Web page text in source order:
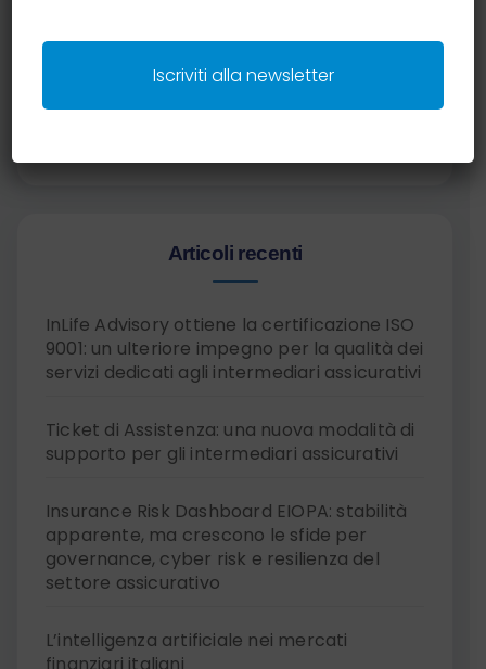
News compliance
Articoli recenti
InLife Advisory ottiene la certificazione ISO
9001: un ulteriore impegno per la qualità dei
servizi dedicati agli intermediari assicurativi
Ticket di Assistenza: una nuova modalità di
supporto per gli intermediari assicurativi
Insurance Risk Dashboard EIOPA: stabilità
apparente, ma crescono le sfide per
governance, cyber risk e resilienza del
settore assicurativo
L’intelligenza artificiale nei mercati
finanziari italiani
Iscriviti alla newsletter